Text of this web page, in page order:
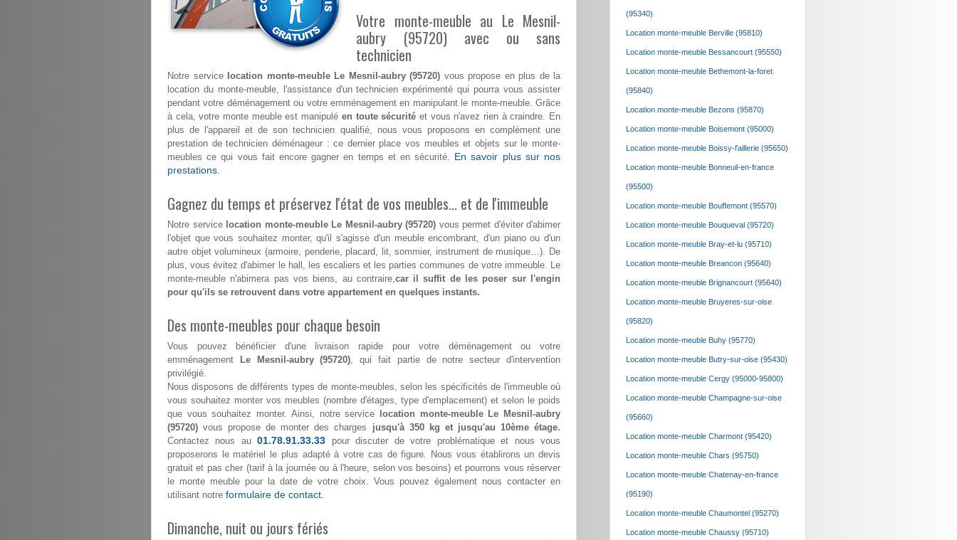
Votre monte-meuble au Le Mesnil-
aubry (95720) avec ou sans
technicien
Notre service location monte-meuble Le Mesnil-aubry (95720) vous propose en plus de la
location du monte-meuble, l'assistance d'un technicien expérimenté qui pourra vous assister
pendant votre déménagement ou votre emménagement en manipulant le monte-meuble. Grâce
à cela, votre monte meuble est manipulé en toute sécurité et vous n'avez rien à craindre. En
plus de l'appareil et de son technicien qualifié, nous vous proposons en complément une
prestation de technicien déménageur : ce dernier place vos meubles et objets sur le monte-
meubles ce qui vous fait encore gagner en temps et en sécurité. En savoir plus sur nos
prestations.
Gagnez du temps et préservez l'état de vos meubles... et de l'immeuble
Notre service location monte-meuble Le Mesnil-aubry (95720) vous permet d'éviter d'abimer
l'objet que vous souhaitez monter, qu'il s'agisse d'un meuble encombrant, d'un piano ou d'un
autre objet volumineux (armoire, penderie, placard, lit, sommier, instrument de musique…). De
plus, vous évitez d'abimer le hall, les escaliers et les parties communes de votre immeuble. Le
monte-meuble n'abimera pas vos biens, au contraire,car il suffit de les poser sur l'engin
pour qu'ils se retrouvent dans votre appartement en quelques instants.
Des monte-meubles pour chaque besoin
Vous pouvez bénéficier d'une livraison rapide pour votre déménagement ou votre
emménagement
Le Mesnil-aubry (95720), qui fait partie de notre secteur d'intervention
privilégié.
Nous disposons de différents types de monte-meubles, selon les spécificités de l'immeuble où
vous souhaitez monter vos meubles (nombre d'étages, type d'emplacement) et selon le poids
que vous souhaitez monter. Ainsi, notre service
location monte-meuble Le Mesnil-aubry
(95720) vous propose de monter des charges jusqu'à 350 kg et jusqu'au 10ème étage.
Contactez nous au01.78.91.33.33 pour discuter de votre problématique et nous vous
proposerons le matériel le plus adapté à votre cas de figure. Nous vous établirons un devis
gratuit et pas cher (tarif à la journée ou à l'heure, selon vos besoins) et pourrons vous réserver
le monte meuble pour la date de votre choix. Vous pouvez également nous contacter en
utilisant notre formulaire de contact.
Dimanche, nuit ou jours fériés
(95340)
Location monte-meuble Berville (95810)
Location monte-meuble Bessancourt (95550)
Location monte-meuble Bethemont-la-foret
(95840)
Location monte-meuble Bezons (95870)
Location monte-meuble Boisemont (95000)
Location monte-meuble Boissy-l'aillerie (95650)
Location monte-meuble Bonneuil-en-france
(95500)
Location monte-meuble Bouffemont (95570)
Location monte-meuble Bouqueval (95720)
Location monte-meuble Bray-et-lu (95710)
Location monte-meuble Breancon (95640)
Location monte-meuble Brignancourt (95640)
Location monte-meuble Bruyeres-sur-oise
(95820)
Location monte-meuble Buhy (95770)
Location monte-meuble Butry-sur-oise (95430)
Location monte-meuble Cergy (95000-95800)
Location monte-meuble Champagne-sur-oise
(95660)
Location monte-meuble Charmont (95420)
Location monte-meuble Chars (95750)
Location monte-meuble Chatenay-en-france
(95190)
Location monte-meuble Chaumontel (95270)
Location monte-meuble Chaussy (95710)